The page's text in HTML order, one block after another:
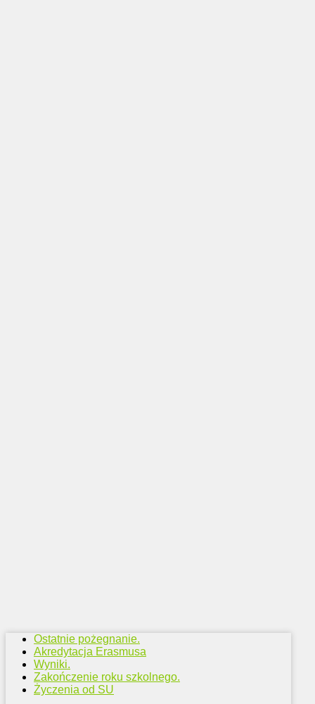
Ostatnie pożegnanie.
Akredytacja Erasmusa
Wyniki.
Zakończenie roku szkolnego.
Życzenia od SU